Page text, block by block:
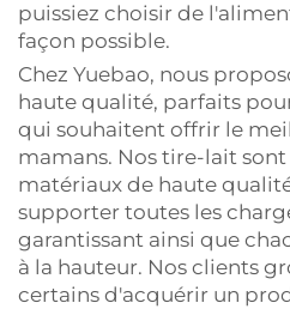
puissiez choisir de
façon possible.
Chez Yuebao, nous
haute qualité, parfaits
qui souhaitent offrir le
mamans. Nos tire-lait
matériaux de haute
supporter toutes les
garantissant ainsi que
à la hauteur. Nos clients
certains d'acquérir un